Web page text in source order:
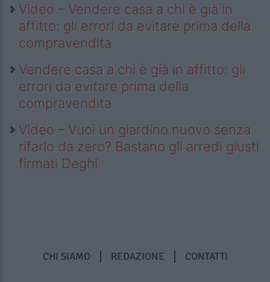
Video – Vendere casa a chi è già in
affitto: gli errori da evitare prima della
compravendita
Vendere casa a chi è già in affitto: gli
errori da evitare prima della
compravendita
Video – Vuoi un giardino nuovo senza
rifarlo da zero? Bastano gli arredi giusti
firmati Deghi
CHI SIAMO REDAZIONE CONTATTI